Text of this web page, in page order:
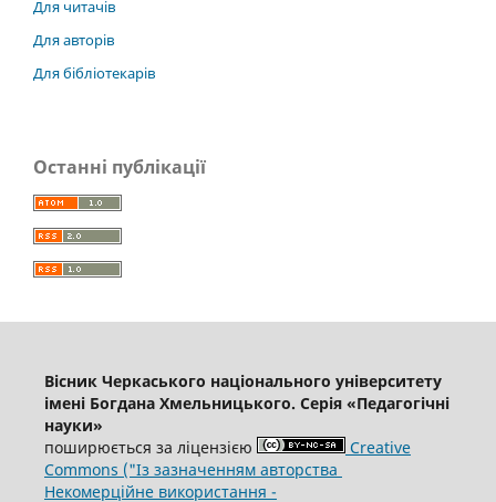
Для читачів
Для авторів
Для бібліотекарів
Останні публікації
Вісник Черкаського національного університету
імені Богдана Хмельницького. Серія «Педагогічні
науки»
поширюється за ліцензією
Creative
Commons ("Із зазначенням авторства
Некомерційне використання -